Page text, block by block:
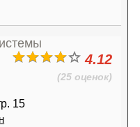
4.12
(25 оценок)
15